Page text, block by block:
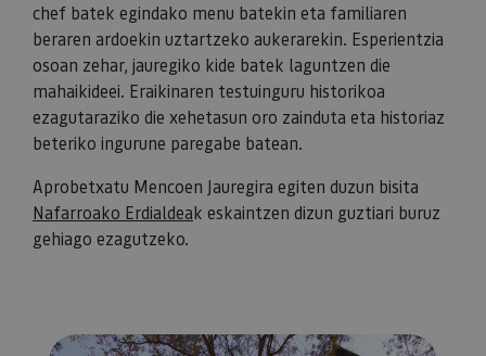
chef batek egindako menu batekin eta familiaren
beraren ardoekin uztartzeko aukerarekin. Esperientzia
osoan zehar, jauregiko kide batek laguntzen die
mahaikideei. Eraikinaren testuinguru historikoa
ezagutaraziko die xehetasun oro zainduta eta historiaz
beteriko ingurune paregabe batean.
Aprobetxatu Mencoen Jauregira egiten duzun bisita
Nafarroako Erdialdeak eskaintzen dizun guztiari buruz
gehiago ezagutzeko.